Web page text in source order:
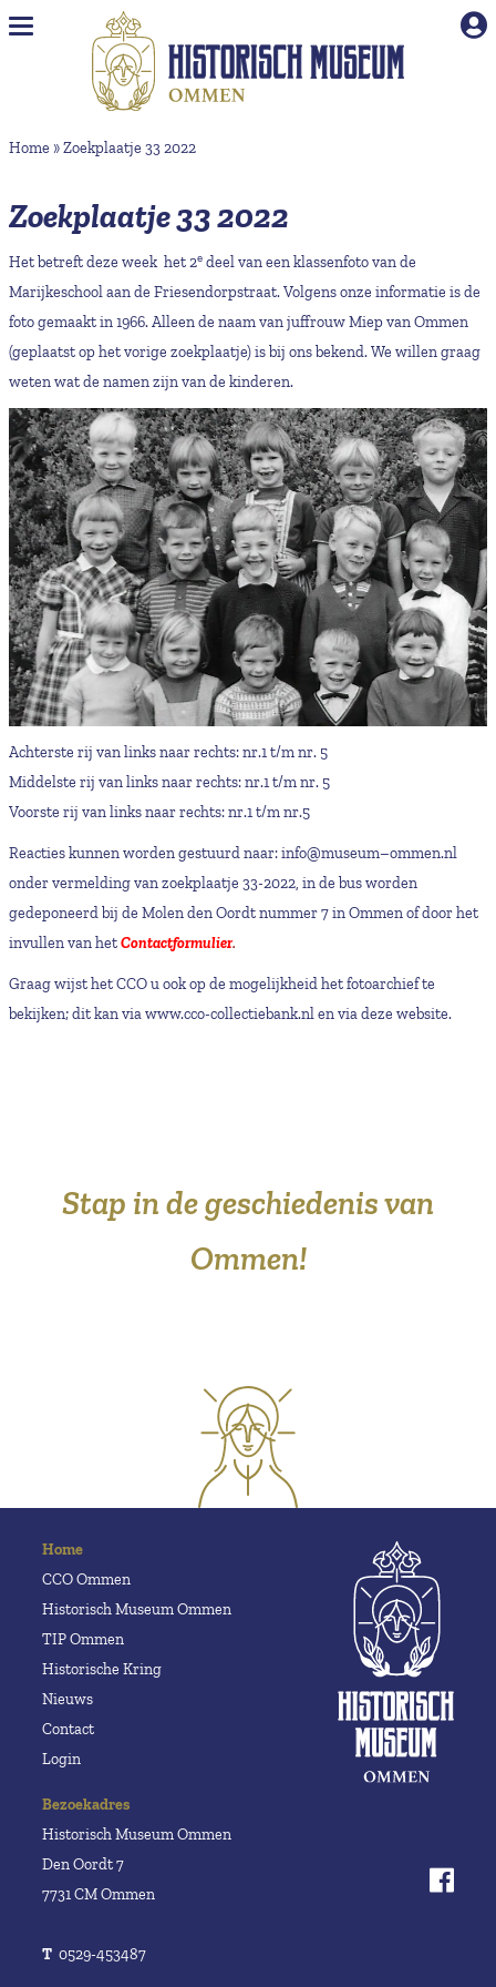
Naar hoofdinhoud
Home »Zoekplaatje 33 2022
Zoekplaatje 33 2022
Het betreft deze week het 2e deel van een klassenfoto van de
Marijkeschool aan de Friesendorpstraat. Volgens onze informatie is de
foto gemaakt in 1966. Alleen de naam van juffrouw Miep van Ommen
(geplaatst op het vorige zoekplaatje) is bij ons bekend. We willen graag
weten wat de namen zijn van de kinderen.
Achterste rij van links naar rechts: nr.1 t/m nr. 5
Middelste rij van links naar rechts: nr.1 t/m nr. 5
Voorste rij van links naar rechts: nr.1 t/m nr.5
Reacties kunnen worden gestuurd naar: info@museum–ommen.nl
onder vermelding van zoekplaatje 33-2022, in de bus worden
gedeponeerd bij de Molen den Oordt nummer 7 in Ommen of door het
invullen van hetContactformulier.
Graag wijst het CCO u ook op de mogelijkheid het fotoarchief te
bekijken; dit kan via www.cco-collectiebank.nl en via deze website.
Stap in de geschiedenis van
Ommen!
Bezoekadres
Historisch Museum Ommen
Den Oordt 7
7731 CM Ommen
T 0529-453487
Home
CCO Ommen
Historisch Museum Ommen
TIP Ommen
Historische Kring
Nieuws
Contact
Login